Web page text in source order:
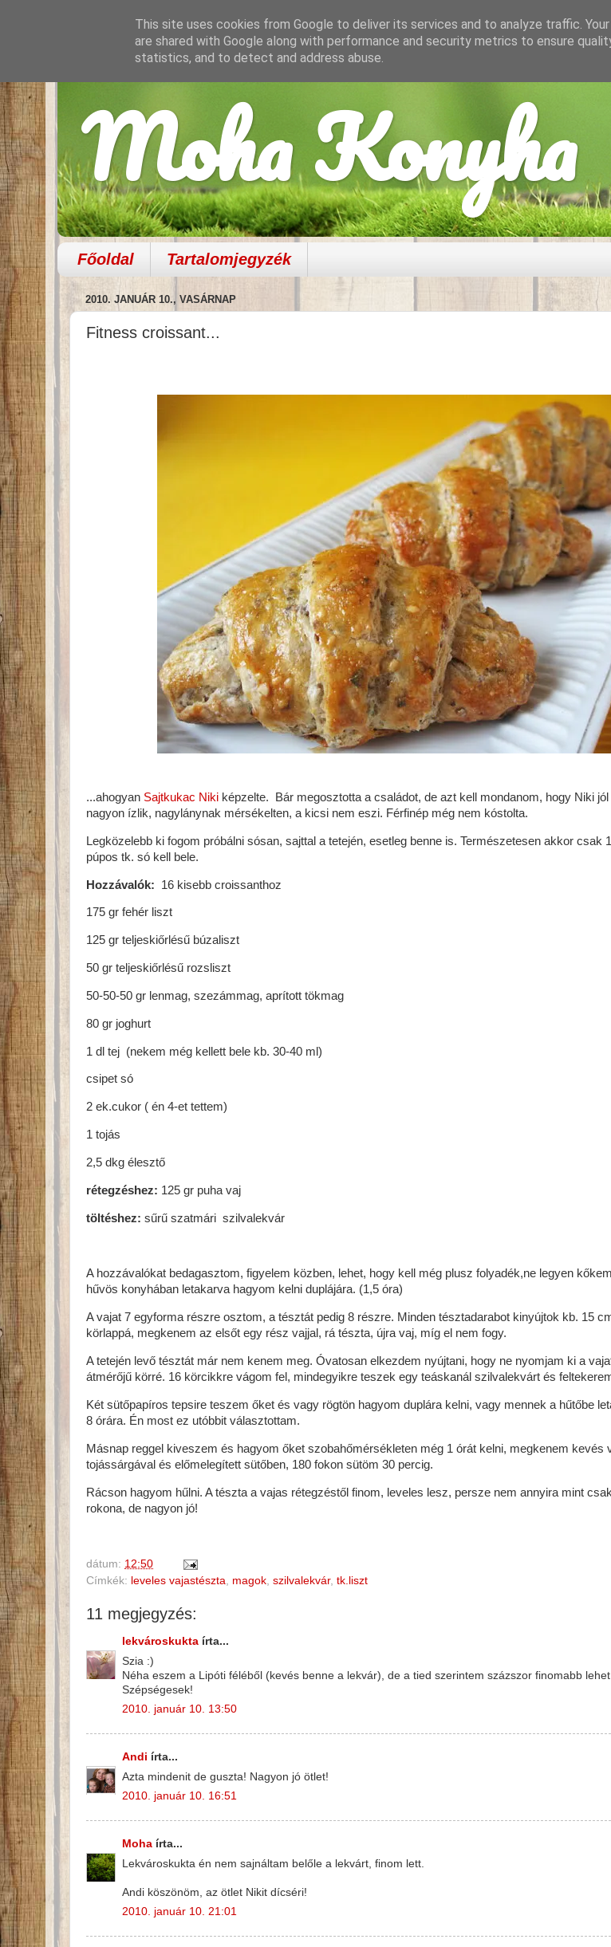
Moha Konyha
Főoldal Tartalomjegyzék
2010. JANUÁR 10., VASÁRNAP
Fitness croissant...
...ahogyan Sajtkukac Niki képzelte. Bár megosztotta a családot, de azt kell mondanom, hogy Niki
nagyon ízlik, nagylánynak mérsékelten, a kicsi nem eszi. Férfinép még nem kóstolta.
Legközelebb ki fogom próbálni sósan, sajttal a tetején, esetleg benne is. Természetesen akkor csak
púpos tk. só kell bele.
Hozzávalók: 16 kisebb croissanthoz
175 gr fehér liszt
125 gr teljeskiőrlésű búzaliszt
50 gr teljeskiőrlésű rozsliszt
50-50-50 gr lenmag, szezámmag, aprított tökmag
80 gr joghurt
1 dl tej (nekem még kellett bele kb. 30-40 ml)
csipet só
2 ek.cukor ( én 4-et tettem)
1 tojás
2,5 dkg élesztő
rétegzéshez: 125 gr puha vaj
töltéshez: sűrű szatmári szilvalekvár
A hozzávalókat bedagasztom, figyelem közben, lehet, hogy kell még plusz folyadék,ne legyen
hűvös konyhában letakarva hagyom kelni duplájára. (1,5 óra)
A vajat 7 egyforma részre osztom, a tésztát pedig 8 részre. Minden tésztadarabot kinyújtok kb. 15
körlappá, megkenem az elsőt egy rész vajjal, rá tészta, újra vaj, míg el nem fogy.
A tetején levő tésztát már nem kenem meg. Óvatosan elkezdem nyújtani, hogy ne nyomjam ki a
átmérőjű körré. 16 körcikkre vágom fel, mindegyikre teszek egy teáskanál szilvalekvárt és
Két sütőpapíros tepsire teszem őket és vagy rögtön hagyom duplára kelni, vagy mennek a hűtőbe
8 órára. Én most ez utóbbit választottam.
Másnap reggel kiveszem és hagyom őket szobahőmérsékleten még 1 órát kelni, megkenem kevés
tojássárgával és előmelegített sütőben, 180 fokon sütöm 30 percig.
Rácson hagyom hűlni. A tészta a vajas rétegzéstől finom, leveles lesz, persze nem annyira mint
rokona, de nagyon jó!
dátum: 12:50
Címkék: leveles vajastészta, magok, szilvalekvár, tk.liszt
11 megjegyzés:
lekvároskukta írta...
Szia :)
Néha eszem a Lipóti féléből (kevés benne a lekvár), de a tied szerintem százszor finomabb
Szépségesek!
2010. január 10. 13:50
Andi írta...
Azta mindenit de guszta! Nagyon jó ötlet!
2010. január 10. 16:51
Moha írta...
Lekvároskukta én nem sajnáltam belőle a lekvárt, finom lett.
Andi köszönöm, az ötlet Nikit dícséri!
2010. január 10. 21:01
This site uses cookies from Google to deliver its services and to analyze traffic.
are shared with Google along with performance and security metrics to ensure
statistics, and to detect and address abuse.